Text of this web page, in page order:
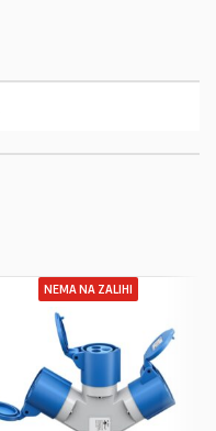
NEMA NA ZALIHI